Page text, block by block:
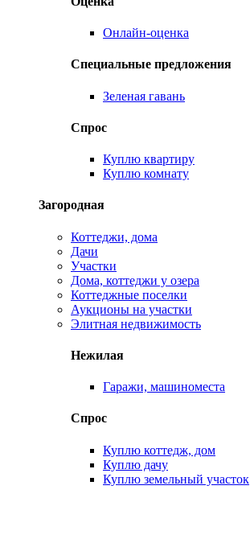
Онлайн-оценка
Специальные предложения
Зеленая гавань
Спрос
Куплю квартиру
Куплю комнату
Загородная
Коттеджи, дома
Дачи
Участки
Дома, коттеджи у озера
Коттеджные поселки
Аукционы на участки
Элитная недвижимость
Нежилая
Гаражи, машиноместа
Спрос
Куплю коттедж, дом
Куплю дачу
Куплю земельный участок